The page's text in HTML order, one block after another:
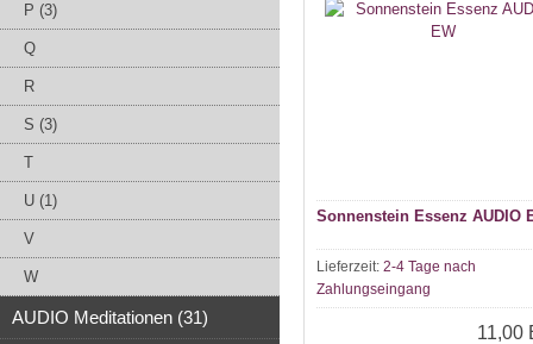
P (3)
Q
R
S (3)
T
U (1)
V
W
AUDIO Meditationen (31)
Sonnenstein Essenz AUDIO
Lieferzeit: 2-4 Tage nach
Zahlungseingang
11,00